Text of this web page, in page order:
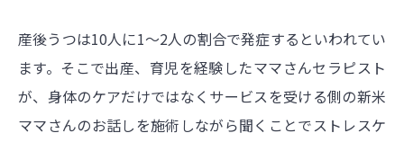
産後うつは10人に1～2人の割合で発症するといわれてい
ます。そこで出産、育児を経験したママさんセラピスト
が、身体のケアだけではなくサービスを受ける側の新米
ママさんのお話しを施術しながら聞くことでストレスケ